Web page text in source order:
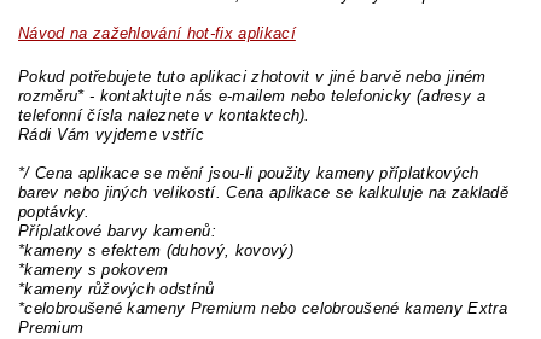
Návod na zažehlování hot-fix aplikací
Pokud potřebujete tuto aplikaci zhotovit v jiné barvě nebo jiném
rozměru* - kontaktujte nás e-mailem nebo telefonicky (adresy a
telefonní čísla naleznete v kontaktech).
Rádi Vám vyjdeme vstříc
*/ Cena aplikace se mění jsou-li použity kameny příplatkových
barev nebo jiných velikostí. Cena aplikace se kalkuluje na zakladě
poptávky.
Příplatkové barvy kamenů:
*kameny s efektem (duhový, kovový)
*kameny s pokovem
*kameny růžových odstínů
*celobroušené kameny Premium nebo celobroušené kameny Extra
Premium